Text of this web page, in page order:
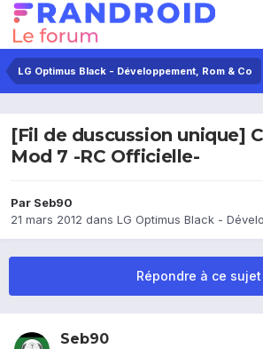
LG Optimus Black - Développement, Rom & Co
[Fil de duscussion unique]
Mod 7 -RC Officielle-
Par Seb90
21 mars 2012 dans LG Optimus Black -
Répondre à ce sujet
Seb90